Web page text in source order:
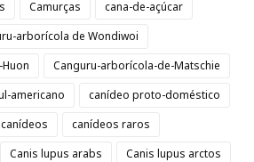
Camurças
cana-de-açúcar
arborícola de Wondiwoi
Canguru-arborícola-de-Matschie
americano
canídeo proto-doméstico
canídeos
canídeos raros
Canis lupus arabs
Canis lupus arctos